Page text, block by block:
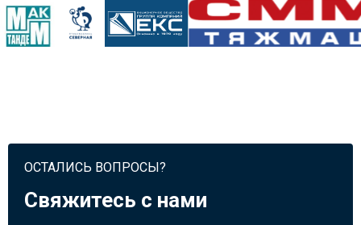
ОСТАЛИСЬ ВОПРОСЫ?
Свяжитесь с нами